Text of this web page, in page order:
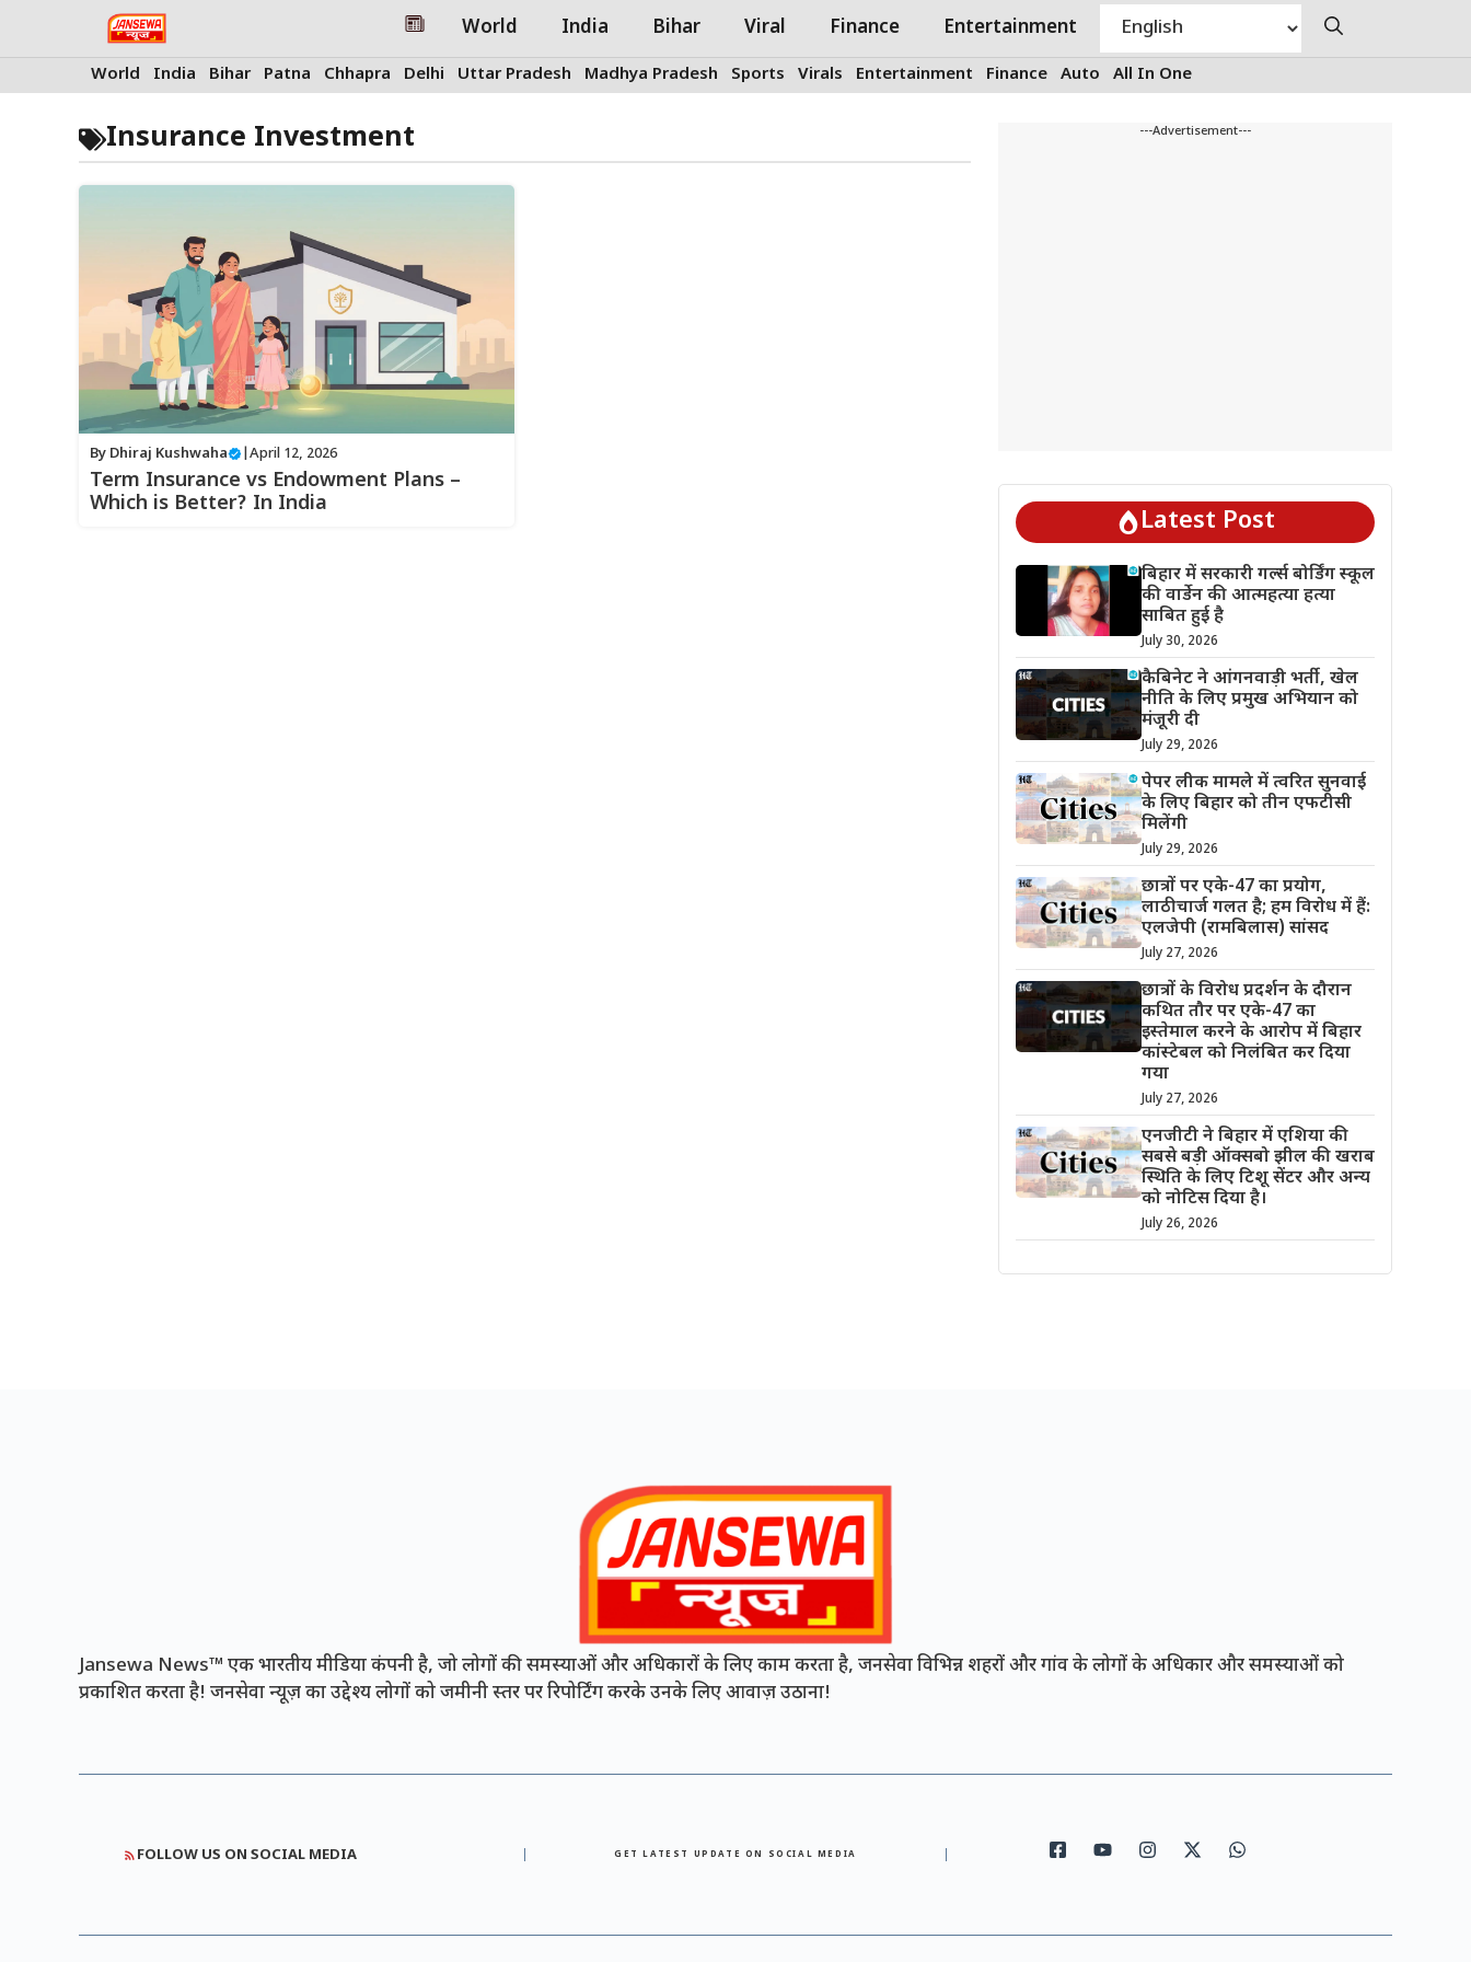
World India Bihar Viral Finance Entertainment
World India Bihar Patna Chhapra Delhi Uttar Pradesh Madhya Pradesh Sports Virals Entertainment Finance Auto All In One
Insurance Investment
By Dhiraj Kushwaha April 12, 2026
Term Insurance vs Endowment Plans –
Which is Better? In India
---Advertisement---
Latest Post
बिहार में सरकारी गर्ल्स बोर्डिंग स्कूल
की वार्डेन की आत्महत्या हत्या
साबित हुई है
July 30, 2026
कैबिनेट ने आंगनवाड़ी भर्ती, खेल
नीति के लिए प्रमुख अभियान को
मंजूरी दी
July 29, 2026
पेपर लीक मामले में त्वरित सुनवाई
के लिए बिहार को तीन एफटीसी
मिलेंगी
July 29, 2026
छात्रों पर एके-47 का प्रयोग,
लाठीचार्ज गलत है; हम विरोध में हैं:
एलजेपी (रामबिलास) सांसद
July 27, 2026
छात्रों के विरोध प्रदर्शन के दौरान
कथित तौर पर एके-47 का
इस्तेमाल करने के आरोप में बिहार
कांस्टेबल को निलंबित कर दिया
गया
July 27, 2026
एनजीटी ने बिहार में एशिया की
सबसे बड़ी ऑक्सबो झील की खराब
स्थिति के लिए टिशू सेंटर और अन्य
को नोटिस दिया है।
July 26, 2026
Jansewa News™ एक भारतीय मीडिया कंपनी है, जो लोगों की समस्याओं और अधिकारों के लिए काम करता है, जनसेवा विभिन्न शहरों और गांव के लोगों के अधिकार और समस्याओं को
प्रकाशित करता है! जनसेवा न्यूज़ का उद्देश्य लोगों को जमीनी स्तर पर रिपोर्टिंग करके उनके लिए आवाज़ उठाना!
FOLLOW US ON SOCIAL MEDIA GET LATEST UPDATE ON SOCIAL MEDIA